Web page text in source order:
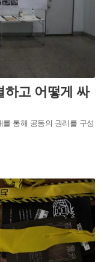
하고 어떻게 싸
통해 공동의 권리를 구성